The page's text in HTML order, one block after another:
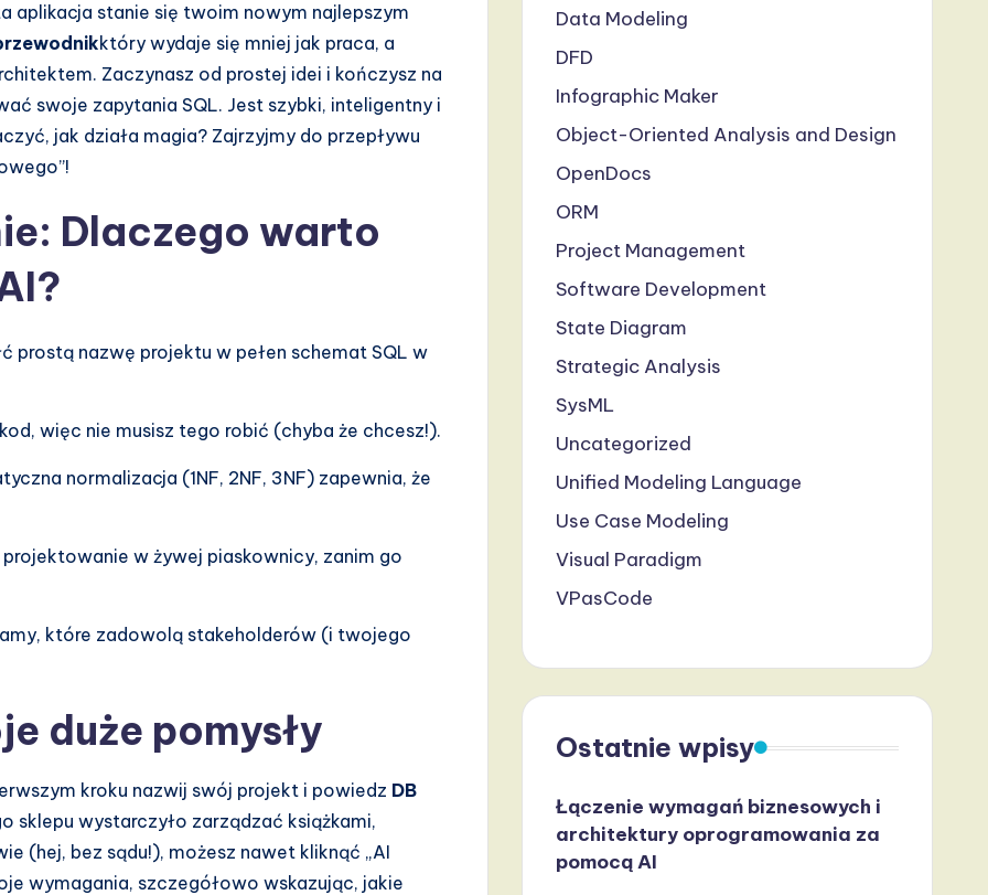
aplikacja stanie się twoim nowym najlepszym
który wydaje się mniej jak praca, a
Zaczynasz od prostej idei i kończysz na
swoje zapytania SQL. Jest szybki, inteligentny i
jak działa magia? Zajrzyjmy do przepływu
Dlaczego warto
prostą nazwę projektu w pełen schemat SQL w
więc nie musisz tego robić (chyba że chcesz!).
normalizacja (1NF, 2NF, 3NF) zapewnia, że
w żywej piaskownicy, zanim go
które zadowolą stakeholderów (i twojego
duże pomysły
kroku nazwij swój projekt i powiedz DB
sklepu wystarczyło zarządzać książkami,
(hej, bez sądu!), możesz nawet kliknąć „AI
wymagania, szczegółowo wskazując, jakie
Data Modeling
DFD
Infographic Maker
Object-Oriented Analysis and Design
OpenDocs
ORM
Project Management
Software Development
State Diagram
Strategic Analysis
SysML
Uncategorized
Unified Modeling Language
Use Case Modeling
Visual Paradigm
VPasCode
Ostatnie wpisy
Łączenie wymagań biznesowych i
architektury oprogramowania za
pomocą AI